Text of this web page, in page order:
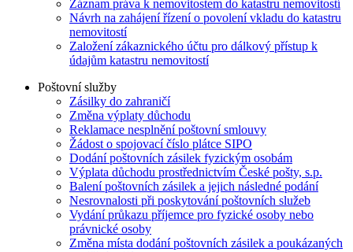
Záznam práva k nemovitostem do katastru nemovitostí
Návrh na zahájení řízení o povolení vkladu do katastru
nemovitostí
Založení zákaznického účtu pro dálkový přístup k
údajům katastru nemovitostí
Poštovní služby
Zásilky do zahraničí
Změna výplaty důchodu
Reklamace nesplnění poštovní smlouvy
Žádost o spojovací číslo plátce SIPO
Dodání poštovních zásilek fyzickým osobám
Výplata důchodu prostřednictvím České pošty, s.p.
Balení poštovních zásilek a jejich následné podání
Nesrovnalosti při poskytování poštovních služeb
Vydání průkazu příjemce pro fyzické osoby nebo
právnické osoby
Změna místa dodání poštovních zásilek a poukázaných